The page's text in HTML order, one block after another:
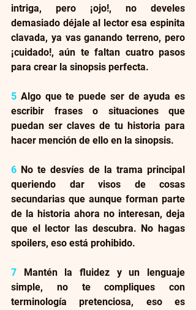
intriga, pero ¡ojo!, no develes
demasiado déjale al lector esa espinita
clavada, ya vas ganando terreno, pero
¡cuidado!, aún te faltan cuatro pasos
para crear la sinopsis perfecta.
5 Algo que te puede ser de ayuda es
escribir frases o situaciones que
puedan ser claves de tu historia para
hacer mención de ello en la sinopsis.
6 No te desvíes de la trama principal
queriendo dar visos de cosas
secundarias que aunque forman parte
de la historia ahora no interesan, deja
que el lector las descubra. No hagas
spoilers, eso está prohibido.
7 Mantén la fluidez y un lenguaje
simple, no te compliques con
terminología pretenciosa, eso es